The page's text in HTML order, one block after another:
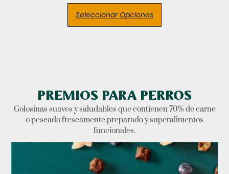
Seleccionar Opciones
PREMIOS PARA PERROS
Golosinas suaves y saludables que contienen 70% de carne
o pescado frescamente preparado y superalimentos
funcionales.